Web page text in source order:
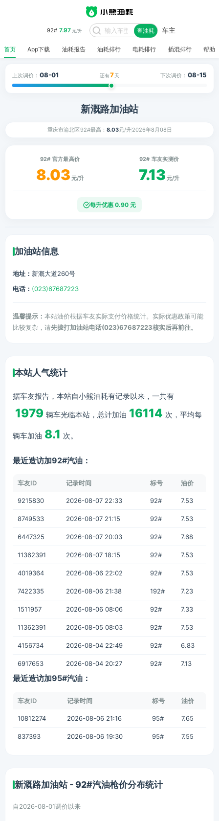
92# 7.97元/升 查油耗 车主
首页 App下载 油耗报告 油耗排行 电耗排行 插混排行 帮助
上次调价： 08-01 还有7天 下次调价： 08-15
新溉路加油站
重庆市渝北区92#最高： 8.03元/升2026年8月08日
92# 官方最高价
8.03 元/升
92# 车友实测价
7.13 元/升
每升优惠 0.90 元
加油站信息
地址： 新溉大道260号
电话： (023)67687223
温馨提示： 本站油价根据车友实际支付价格统计。实际优惠政策可能
比较复杂，请先拨打加油站电话(023)67687223核实后再前往。
本站人气统计
据车友报告，本站自小熊油耗有记录以来，一共有
1979 辆车光临本站，总计加油 16114 次，平均每
辆车加油 8.1 次。
最近造访加92#汽油：
车友ID 记录时间 标号 油价
9215830 2026-08-07 22:33 92# 7.53
8749533 2026-08-07 21:15 92# 7.53
6447325 2026-08-07 20:03 92# 7.68
11362391 2026-08-07 18:15 92# 7.53
4019364 2026-08-06 22:02 92# 7.53
7422335 2026-08-06 21:38 192# 7.23
1511957 2026-08-06 08:06 92# 7.33
11362391 2026-08-05 08:03 92# 7.53
4156734 2026-08-04 22:49 92# 6.83
6917653 2026-08-04 20:27 92# 7.13
最近造访加95#汽油：
车友ID 记录时间 标号 油价
10812274 2026-08-06 21:16 95# 7.65
837393 2026-08-06 19:30 95# 7.55
新溉路加油站 - 92#汽油枪价分布统计
自2026-08-01调价以来